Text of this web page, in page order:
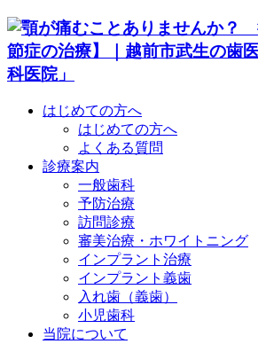
はじめての方へ
はじめての方へ
よくある質問
診療案内
一般歯科
予防治療
訪問診療
審美治療・ホワイトニング
インプラント治療
インプラント義歯
入れ歯（義歯）
小児歯科
当院について